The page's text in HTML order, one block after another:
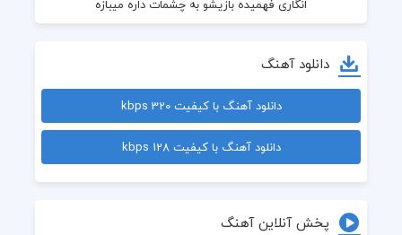
همون وقت که تمامم رو به تو من هدیه میدادم
من از تو انتظار داشتم که قلبت ماله من باشه
کی فکر میکرد توی دستت کشه موهای اون باشه
دانلود آهنگ
دانلود آهنگ با کیفیت 320 kbps
دانلود آهنگ با کیفیت 128 kbps
پخش آنلاین آهنگ